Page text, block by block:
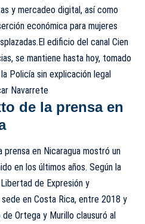
y mercadeo digital, así como
económica para mujeres
edificio del canal Cien
se mantiene hasta hoy, tomado
Policía sin explicación legal
Navarrete
de la prensa en
prensa en Nicaragua mostró un
en los últimos años. Según la
de Expresión y
en Costa Rica, entre 2018 y
Ortega y Murillo clausuró al